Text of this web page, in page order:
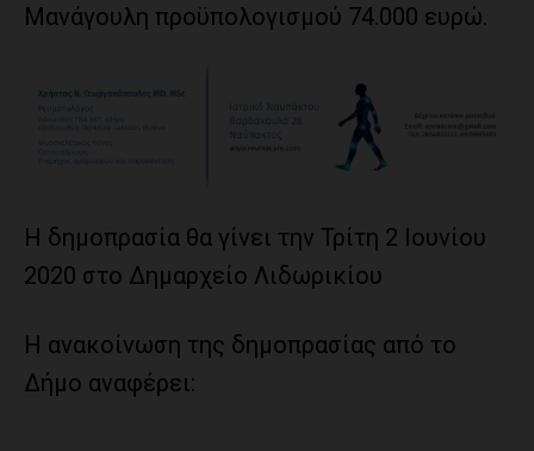
Μανάγουλη προϋπολογισμού 74.000 ευρώ.
Η δημοπρασία θα γίνει την Τρίτη 2 Ιουνίου
2020 στο Δημαρχείο Λιδωρικίου
Η ανακοίνωση της δημοπρασίας από το
Δήμο αναφέρει: